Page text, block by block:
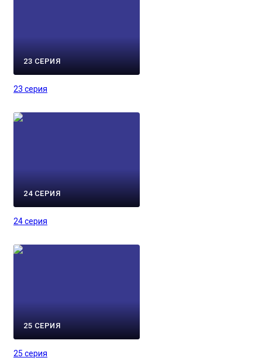
23 СЕРИЯ
23 серия
24 СЕРИЯ
24 серия
25 СЕРИЯ
25 серия